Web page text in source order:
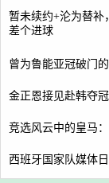
暂未续约+沦为替补
差个进球
曾为鲁能亚冠破门
金正恩接见赴韩夺
竞选风云中的皇马
西班牙国家队媒体